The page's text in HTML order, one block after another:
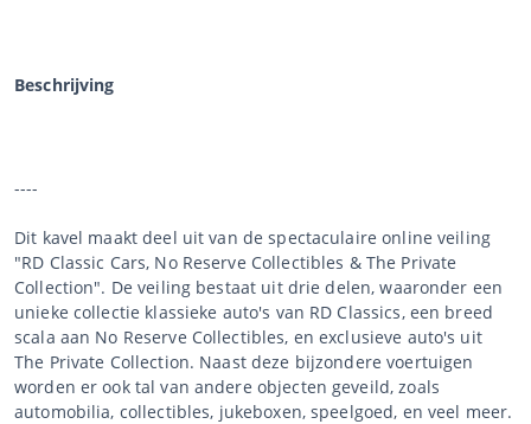
Beschrijving
----
Dit kavel maakt deel uit van de spectaculaire online veiling
"RD Classic Cars, No Reserve Collectibles & The Private
Collection". De veiling bestaat uit drie delen, waaronder een
unieke collectie klassieke auto's van RD Classics, een breed
scala aan No Reserve Collectibles, en exclusieve auto's uit
The Private Collection. Naast deze bijzondere voertuigen
worden er ook tal van andere objecten geveild, zoals
automobilia, collectibles, jukeboxen, speelgoed, en veel meer.